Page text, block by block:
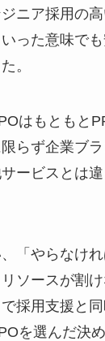
ニア採用の
った意味で
。
はもともと
らず企業ブ
ービスとは
「やらなけ
ソースが割
採用支援と
を選んだ決